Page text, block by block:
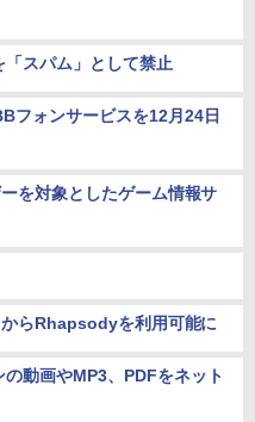
スパム」として禁止
フォンサービスを12月24日
を対象としたゲーム情報サ
らRhapsodyを利用可能に
動画やMP3、PDFをネット